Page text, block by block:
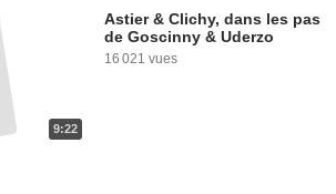
9:22
Astier & Clichy, dans les pas
de Goscinny & Uderzo
16 021 vues